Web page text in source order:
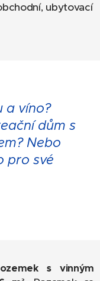
ubytovací
a víno?
dům s
Nebo
pro své
s vinným